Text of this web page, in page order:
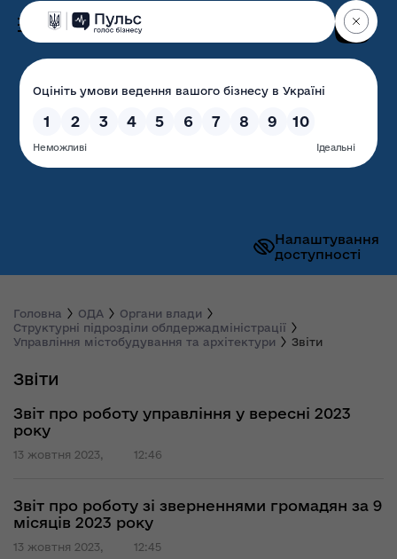
Налаштування
доступності
Волинська обласна
державна адміністрація
Головна ОДА
Органи влади
Структурні підрозділи облдержадміністрації
Управління містобудування та архітектури
Звіти
Звіти
Звіт про роботу управління у вересні 2023
року
13 жовтня 2023, 12:46
Звіт про роботу зі зверненнями громадян за 9
місяців 2023 року
13 жовтня 2023, 12:45